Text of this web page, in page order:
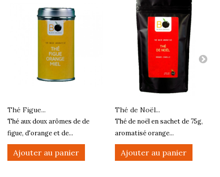
Thé Figue...
Thé aux doux arômes de de
figue, d'orange et de...
Ajouter au panier
Thé de Noël...
Thé de noël en sachet de 75g,
aromatisé orange...
Ajouter au panier